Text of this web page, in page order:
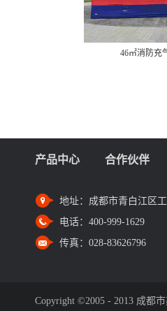
46㎡消防充
产品中心 合作伙伴
地址： 成都市青白江区
电话： 400-999-1629
传真： 028-83626796
Copyright ©2005 - 2013 成都